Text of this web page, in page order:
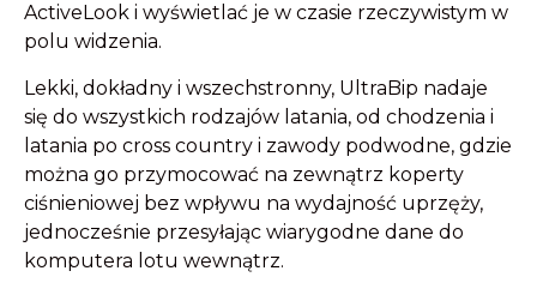
ActiveLook i wyświetlać je w czasie rzeczywistym w
polu widzenia.
Lekki, dokładny i wszechstronny, UltraBip nadaje
się do wszystkich rodzajów latania, od chodzenia i
latania po cross country i zawody podwodne, gdzie
można go przymocować na zewnątrz koperty
ciśnieniowej bez wpływu na wydajność uprzęży,
jednocześnie przesyłając wiarygodne dane do
komputera lotu wewnątrz.